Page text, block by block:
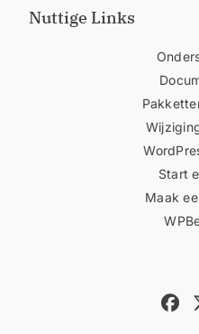
Nuttige Links
Start
Maak